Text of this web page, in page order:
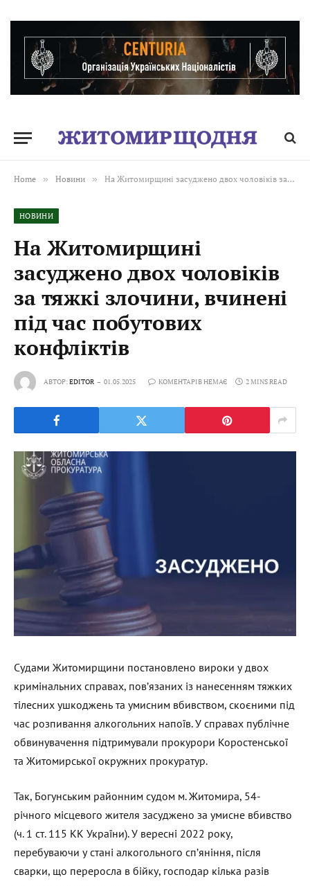
Home » Новини » На Житомирщині засуджено двох чоловіків за тяжкі злочини, вчинені під час побутових конфліктів
НОВИНИ
На Житомирщині
засуджено двох чоловіків
за тяжкі злочини, вчинені
під час побутових
конфліктів
АВТОР:EDITOR 01.05.2025 КОМЕНТАРІВ НЕМАЄ 2 MINS READ
Судами Житомирщини постановлено вироки у двох
кримінальних справах, пов’язаних із нанесенням тяжких
тілесних ушкоджень та умисним вбивством, скоєними під
час розпивання алкогольних напоїв. У справах публічне
обвинувачення підтримували прокурори Коростенської
та Житомирської окружних прокуратур.
Так, Богунським районним судом м. Житомира, 54-
річного місцевого жителя засуджено за умисне вбивство
(ч. 1 ст. 115 КК України). У вересні 2022 року,
перебуваючи у стані алкогольного сп’яніння, після
сварки, що переросла в бійку, господар кілька разів